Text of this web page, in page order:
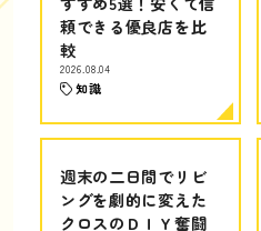
頼できる優良店を比
較
2026.08.04
知識
週末の二日間でリビ
ングを劇的に変えた
クロスのＤＩＹ奮闘